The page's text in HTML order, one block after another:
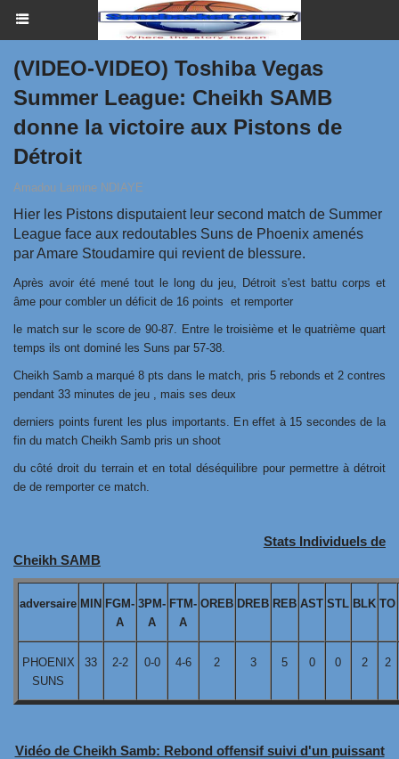
(VIDEO-VIDEO) Toshiba Vegas
Summer League: Cheikh SAMB
donne la victoire aux Pistons de
Détroit
Amadou Lamine NDIAYE
Hier les Pistons disputaient leur second match de Summer
League face aux redoutables Suns de Phoenix amenés
par Amare Stoudamire qui revient de blessure.
Après avoir été mené tout le long du jeu, Détroit s'est battu corps et
âme pour combler un déficit de 16 points et remporter
le match sur le score de 90-87. Entre le troisième et le quatrième quart
temps ils ont dominé les Suns par 57-38.
Cheikh Samb a marqué 8 pts dans le match, pris 5 rebonds et 2 contres
pendant 33 minutes de jeu , mais ses deux
derniers points furent les plus importants. En effet à 15 secondes de la
fin du match Cheikh Samb pris un shoot
du côté droit du terrain et en total déséquilibre pour permettre à détroit
de de remporter ce match.
Stats Individuels de
Cheikh SAMB
adversaire MIN FGM-
A
3PM-
A
FTM-
A
OREB DREB REB AST STL BLK TO
PHOENIX
SUNS
33 2-2 0-0 4-6 2 3 5 0 0 2 2
Vidéo de Cheikh Samb: Rebond offensif suivi d'un puissant